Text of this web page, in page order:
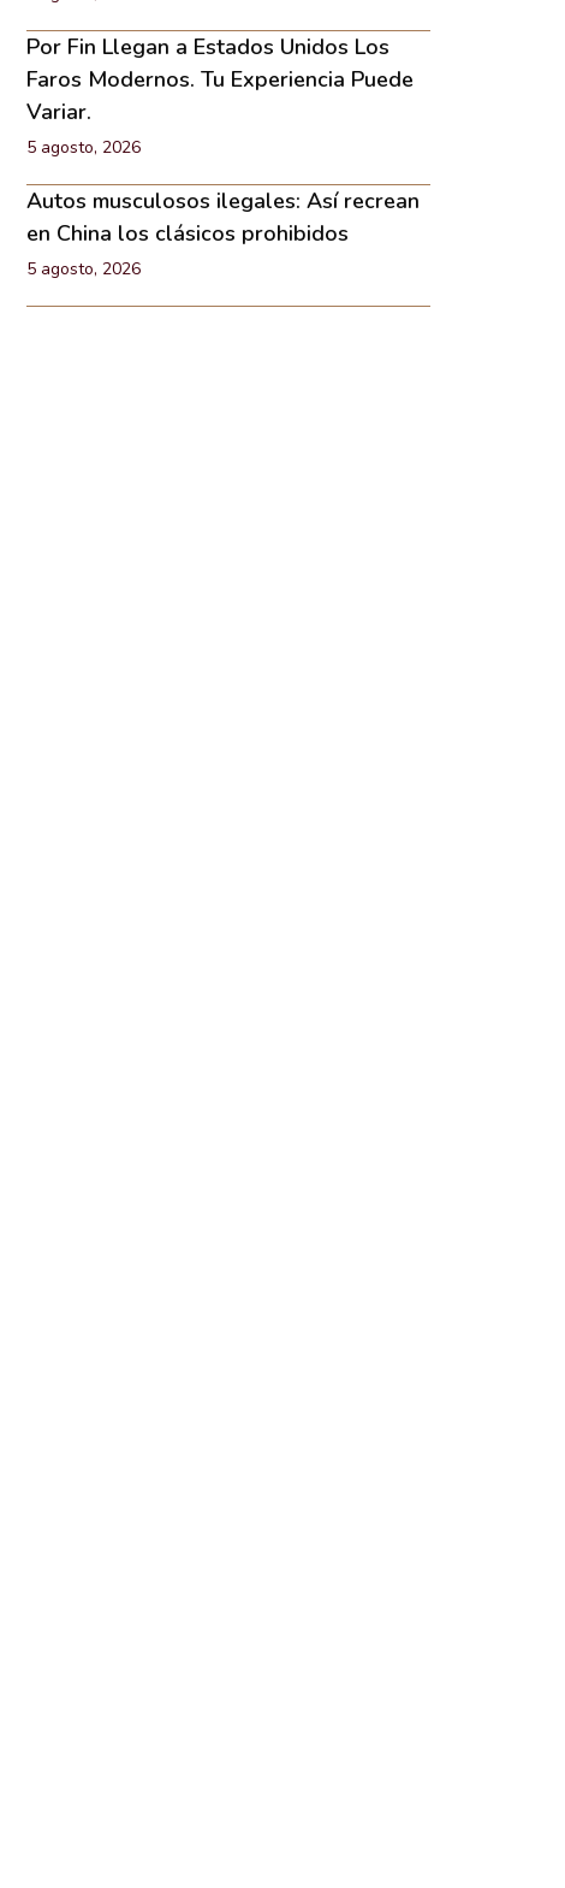
Por Fin Llegan a Estados Unidos Los
Faros Modernos. Tu Experiencia Puede
Variar.
5 agosto, 2026
Autos musculosos ilegales: Así recrean
en China los clásicos prohibidos
5 agosto, 2026